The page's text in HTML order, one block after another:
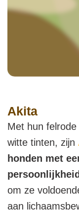
Akita
Met hun
witte tinten, zijn
honden met
om ze
aan